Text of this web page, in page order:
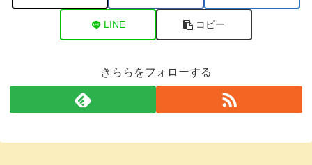
LINE コピー
きららをフォローする